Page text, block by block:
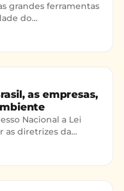
grandes ferramentas
do
e-sgq/) em
as empresas,
Nacional a Lei
as diretrizes da
que vai